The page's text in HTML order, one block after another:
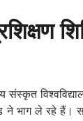
संस्कृत
ले रहे हैं।